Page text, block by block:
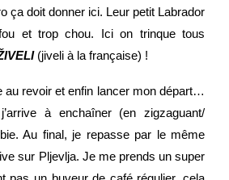
ça doit donner ici. Leur petit Labrador
et trop chou. Ici on trinque tous
(jiveli à la française) !
au revoir et enfin lancer mon départ…
à enchaîner (en zigzaguant/
Au final, je repasse par le même
sur Pljevlja. Je me prends un super